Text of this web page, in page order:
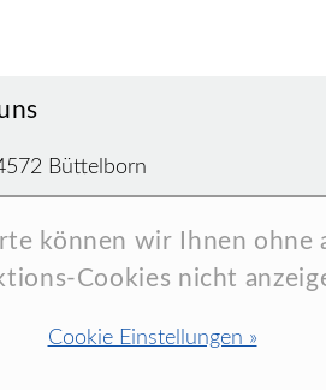
Büttelborn
können wir Ihnen ohne
Cookies nicht
Cookie Einstellungen »